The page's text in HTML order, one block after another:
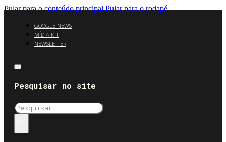
Pular para o conteúdo principal Pular para o rodapé
GOOGLE NEWS
MÍDIA KIT
NEWSLETTER
Pesquisar no site
Pesquisar